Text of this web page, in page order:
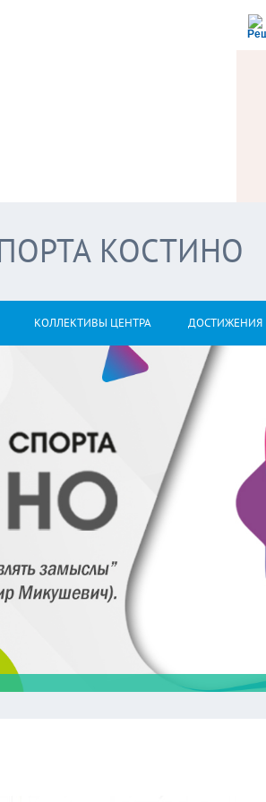
КОСТИНО
КОЛЛЕКТИВЫ ЦЕНТРА ДОСТИЖЕНИЯ